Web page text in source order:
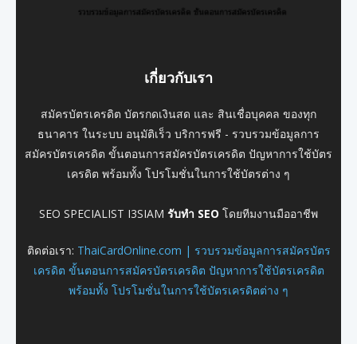
เกี่ยวกับเรา
สมัครบัตรเครดิต บัตรกดเงินสด และ สินเชื่อบุคคล ของทุก
ธนาคาร ในระบบ อนุมัติเร็ว บริการฟรี - รวบรวมข้อมูลการ
สมัครบัตรเครดิต ขั้นตอนการสมัครบัตรเครดิต ปัญหาการใช้บัตร
เครดิต พร้อมทั้ง โปรโมชั่นในการใช้บัตรต่าง ๆ
SEO SPECIALIST I3SIAM รับทำ SEO โดยทีมงานมืออาชีพ
ติดต่อเรา: ThaiCardOnline.com | รวบรวมข้อมูลการสมัครบัตร
เครดิต ขั้นตอนการสมัครบัตรเครดิต ปัญหาการใช้บัตรเครดิต
พร้อมทั้ง โปรโมชั่นในการใช้บัตรเครดิตต่าง ๆ